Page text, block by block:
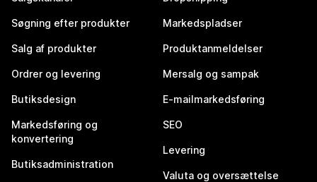
Søgning efter produkter
Salg af produkter
Ordrer og levering
Butiksdesign
Markedsføring og
konvertering
Butiksadministration
Markedspladser
Produktanmeldelser
Mersalg og sampak
E-mailmarkedsføring
SEO
Levering
Valuta og oversættelse